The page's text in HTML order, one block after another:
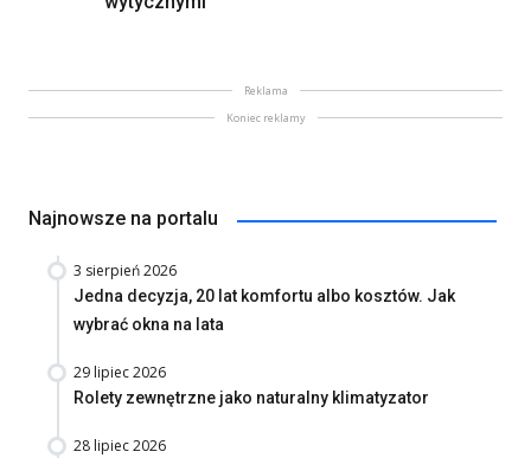
Reklama
Koniec reklamy
Najnowsze na portalu
3 sierpień 2026
Jedna decyzja, 20 lat komfortu albo kosztów. Jak
wybrać okna na lata
29 lipiec 2026
Rolety zewnętrzne jako naturalny klimatyzator
28 lipiec 2026